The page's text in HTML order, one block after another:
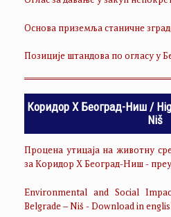
Основа приземља станичне
Позиције штандова по огласу у
Коридор Х Београд-Ниш /
Niš
Процена утицаја на животну
за Коридор Х Београд-Ниш -
Environmental and Social
Belgrade – Niš - Download in